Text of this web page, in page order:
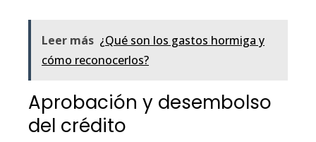
Leer más ¿Qué son los gastos hormiga y
cómo reconocerlos?
Aprobación y desembolso
del crédito